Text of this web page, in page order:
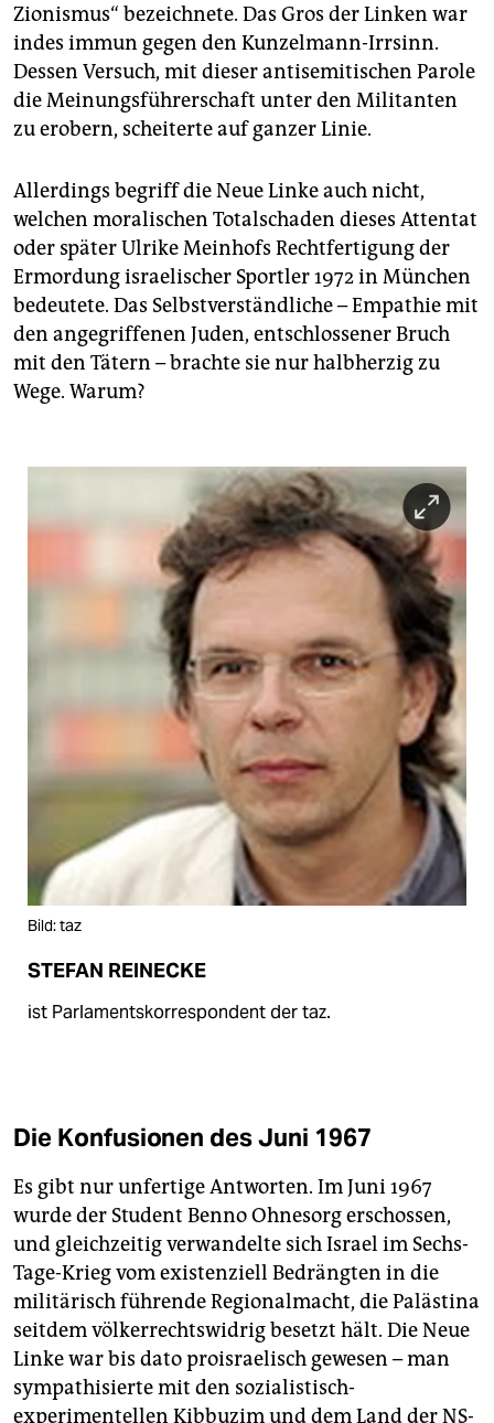
Zionismus“ bezeichnete. Das Gros der Linken war
indes immun gegen den Kunzelmann-Irrsinn.
Dessen Versuch, mit dieser antisemitischen Parole
die Meinungsführerschaft unter den Militanten
zu erobern, scheiterte auf ganzer Linie.
Allerdings begriff die Neue Linke auch nicht,
welchen moralischen Totalschaden dieses Attentat
oder später Ulrike Meinhofs Rechtfertigung der
Ermordung israelischer Sportler 1972 in München
bedeutete. Das Selbstverständliche – Empathie mit
den angegriffenen Juden, entschlossener Bruch
mit den Tätern – brachte sie nur halbherzig zu
Wege. Warum?
Bild: taz
STEFAN REINECKE
ist Parlamentskorrespondent der taz.
Die Konfusionen des Juni 1967
Es gibt nur unfertige Antworten. Im Juni 1967
wurde der Student Benno Ohnesorg erschossen,
und gleichzeitig verwandelte sich Israel im Sechs-
Tage-Krieg vom existenziell Bedrängten in die
militärisch führende Regionalmacht, die Palästina
seitdem völkerrechtswidrig besetzt hält. Die Neue
Linke war bis dato proisraelisch gewesen – man
sympathisierte mit den sozialistisch-
experimentellen Kibbuzim und dem Land der NS-